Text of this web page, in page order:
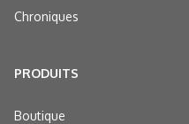
Chroniques
PRODUITS
Boutique